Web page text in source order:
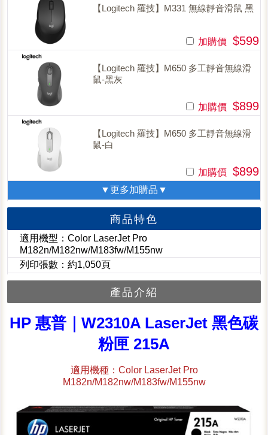
【Logitech 羅技】M331 無線靜音滑鼠 黑
加購價 $599
【Logitech 羅技】M650 多工靜音無線滑
鼠-黑灰
加購價 $899
【Logitech 羅技】M650 多工靜音無線滑
鼠-白
加購價 $899
▼更多加購品▼
商品特色
適用機型：Color LaserJet Pro
M182n/M182nw/M183fw/M155nw
列印張數：約1,050頁
產品介紹
HP 惠普｜W2310A LaserJet 黑色碳
粉匣 215A
適用機種：Color LaserJet Pro
M182n/M182nw/M183fw/M155nw